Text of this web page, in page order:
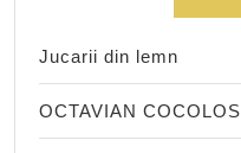
Jucarii din lemn
OCTAVIAN COCOLOS